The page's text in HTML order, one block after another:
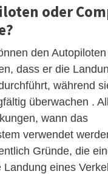
oder
den
dass er die
während
überwachen .
wann das
verwendet
Gründe, die
Landung eines